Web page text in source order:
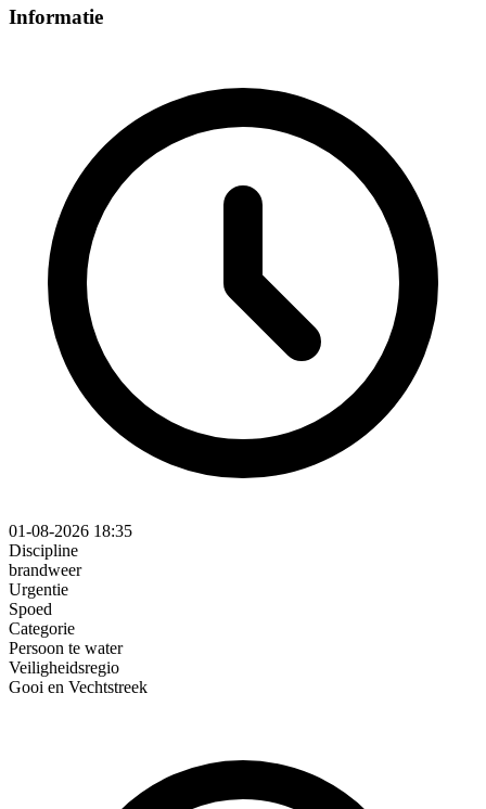
Informatie
01-08-2026 18:35
Discipline
brandweer
Urgentie
Spoed
Categorie
Persoon te water
Veiligheidsregio
Gooi en Vechtstreek